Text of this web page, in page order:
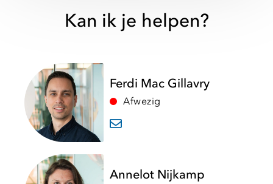
Kan ik je helpen?
Ferdi Mac Gillavry
Afwezig
Annelot Nijkamp